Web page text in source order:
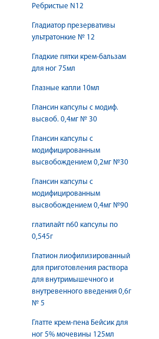
Ребристые N12
Гладиатор презервативы
ультратонкие № 12
Гладкие пятки крем-бальзам
для ног 75мл
Глазные капли 10мл
Глансин капсулы с модиф.
высвоб. 0,4мг № 30
Глансин капсулы с
модифицированным
высвобождением 0,2мг №30
Глансин капсулы с
модифицированным
высвобождением 0,4мг №90
глатилайт n60 капсулы по
0,545г
Глатион лиофилизированный
для приготовления раствора
для внутримышечного и
внутревенного введения 0,6г
№ 5
Глатте крем-пена Бейсик для
ног 5% мочевины 125мл